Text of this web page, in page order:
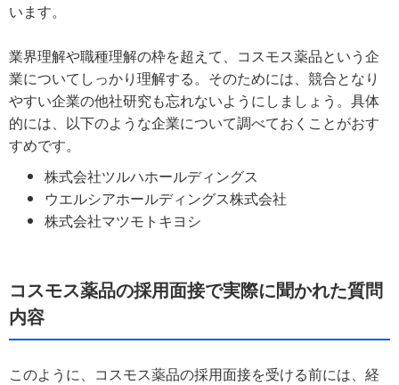
います。
業界理解や職種理解の枠を超えて、コスモス薬品という企
業についてしっかり理解する。そのためには、競合となり
やすい企業の他社研究も忘れないようにしましょう。具体
的には、以下のような企業について調べておくことがおす
すめです。
株式会社ツルハホールディングス
ウエルシアホールディングス株式会社
株式会社マツモトキヨシ
コスモス薬品の採用面接で実際に聞かれた質問
内容
このように、コスモス薬品の採用面接を受ける前には、経